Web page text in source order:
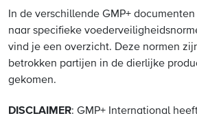
In de verschillende GMP+
naar specifieke
vind je een overzicht. Deze normen
betrokken partijen in de dierlijke
gekomen.
DISCLAIMER: GMP+ International